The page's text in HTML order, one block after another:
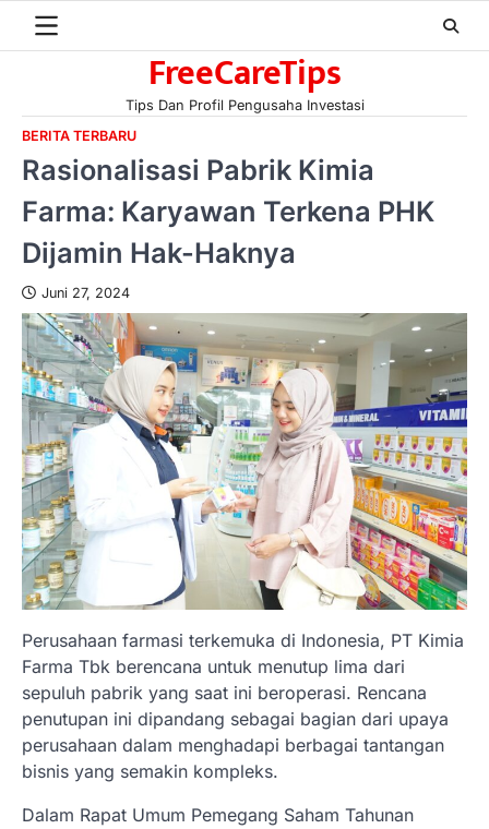
FreeCareTips
Tips Dan Profil Pengusaha Investasi
BERITA TERBARU
Rasionalisasi Pabrik Kimia
Farma: Karyawan Terkena PHK
Dijamin Hak-Haknya
Juni 27, 2024
Perusahaan farmasi terkemuka di Indonesia, PT Kimia
Farma Tbk berencana untuk menutup lima dari
sepuluh pabrik yang saat ini beroperasi. Rencana
penutupan ini dipandang sebagai bagian dari upaya
perusahaan dalam menghadapi berbagai tantangan
bisnis yang semakin kompleks.
Dalam Rapat Umum Pemegang Saham Tahunan